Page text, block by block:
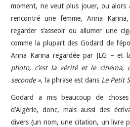
moment, ne veut plus jouer, ou alors
rencontré une femme, Anna
regarder s’asseoir ou allumer une
comme la plupart des Godard de
Anna Karina regardée par JLG – et
photo, c’est la vérité et le cinéma,
seconde », la phrase est dans Le Petit
Godard a mis beaucoup de
d’Algérie, donc, mais aussi des
divers (un nom, une citation, un livre